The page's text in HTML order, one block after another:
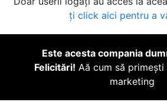
ți click aici pentru a
Este acesta compania
Felicitări! Aă cum să
marketing